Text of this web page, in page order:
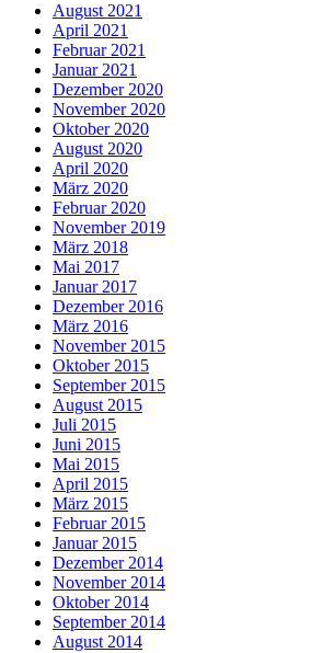
August 2021
April 2021
Februar 2021
Januar 2021
Dezember 2020
November 2020
Oktober 2020
August 2020
April 2020
März 2020
Februar 2020
November 2019
März 2018
Mai 2017
Januar 2017
Dezember 2016
März 2016
November 2015
Oktober 2015
September 2015
August 2015
Juli 2015
Juni 2015
Mai 2015
April 2015
März 2015
Februar 2015
Januar 2015
Dezember 2014
November 2014
Oktober 2014
September 2014
August 2014